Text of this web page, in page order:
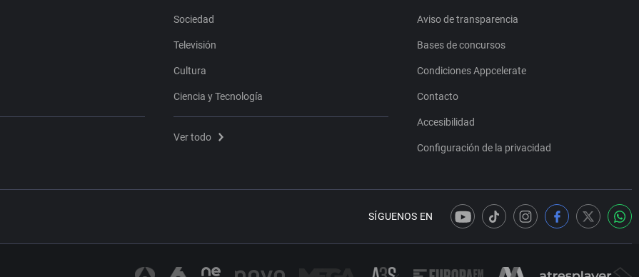
Sociedad
Televisión
Cultura
Ciencia y Tecnología
Ver todo
Aviso de transparencia
Bases de concursos
Condiciones Appcelerate
Contacto
Accesibilidad
Configuración de la privacidad
SÍGUENOS EN